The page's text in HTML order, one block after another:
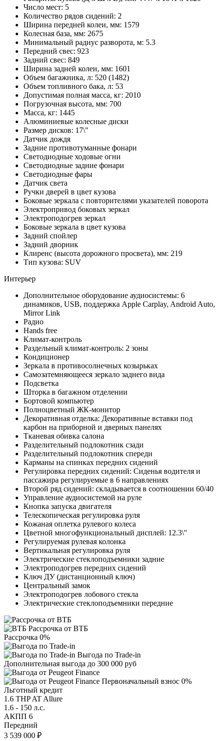
Число мест: 5
Количество рядов сидений: 2
Ширина передней колеи, мм: 1579
Колесная база, мм: 2675
Минимальный радиус разворота, м: 5.3
Передний свес: 923
Задний свес: 849
Ширина задней колеи, мм: 1601
Объем багажника, л: 520 (1482)
Объем топливного бака, л: 53
Допустимая полная масса, кг: 2010
Погрузочная высота, мм: 700
Масса, кг: 1445
Алюминиевые колесные диски
Размер дисков: 17\"
Датчик дождя
Задние противотуманные фонари
Светодиодные ходовые огни
Cветодиодные задние фонари
Светодиодные фары
Датчик света
Ручки дверей в цвет кузова
Боковые зеркала с повторителями указателей поворота
Электропривод боковых зеркал
Электроподогрев зеркал
Боковые зеркала в цвет кузова
Задний спойлер
Задний дворник
Клиренс (высота дорожного просвета), мм: 219
Тип кузова: SUV
Интерьер
Дополнительное оборудование аудиосистемы: 6
динамиков, USB, поддержка Apple Carplay, Android Auto,
Mirror Link
Радио
Hands free
Климат-контроль
Раздельный климат-контроль: 2 зоны
Кондиционер
Зеркала в противосолнечных козырьках
Самозатемняющееся зеркало заднего вида
Подсветка
Шторка в багажном отделении
Бортовой компьютер
Полноцветный ЖК-монитор
Декоративная отделка: Декоративные вставки под
карбон на приборной и дверных панелях
Тканевая обивка салона
Разделительный подлокотник сзади
Разделительный подлокотник спереди
Карманы на спинках передних сидений
Регулировка передних сидений: Сиденья водителя и
пассажира регулируемые в 6 направлениях
Второй ряд сидений: складывается в соотношении 60/40
Управление аудиосистемой на руле
Кнопка запуска двигателя
Телескопическая регулировка руля
Кожаная оплетка рулевого колеса
Цветной многофункциональный дисплей: 12.3\"
Регулируемая рулевая колонка
Вертикальная регулировка руля
Электрические стеклоподъемники задние
Электроподогрев передних сидений
Ключ ДУ (дистанционный ключ)
Центральный замок
Электроподогрев лобового стекла
Электрические стеклоподъемники передние
Рассрочка от ВТБ
Рассрочка 0%
Выгода по Trade-in
Дополнительная выгода до 300 000 руб
Первоначальный взнос 0%
Льготный кредит
1.6 THP AT Allure
1.6 - 150 л.с.
АКПП 6
Передний
3 539 000 ₽